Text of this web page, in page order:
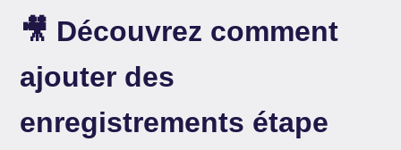
🎥 Découvrez comment
ajouter des
enregistrements étape